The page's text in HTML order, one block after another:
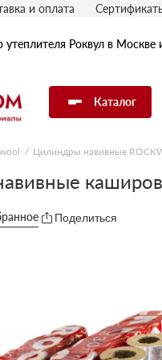
Роквул в Москве
Каталог
Rockwool
Технониколь
и оплата
Цилиндры навивные
Поделиться